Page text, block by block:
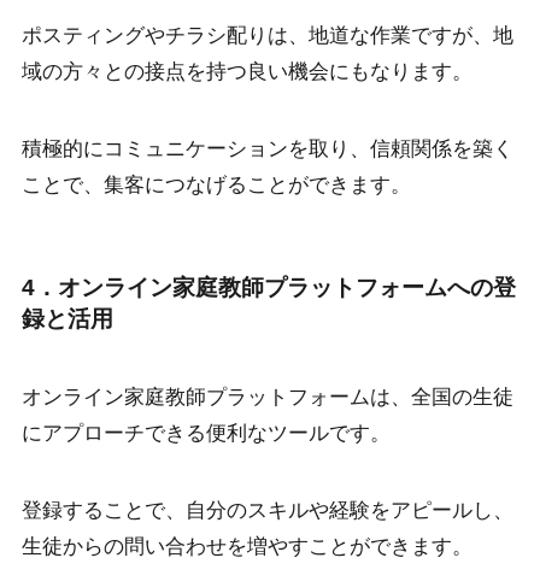
ポスティングやチラシ配りは、地道な作業ですが、地
域の方々との接点を持つ良い機会にもなります。
積極的にコミュニケーションを取り、信頼関係を築く
ことで、集客につなげることができます。
4．オンライン家庭教師プラットフォームへの登
録と活用
オンライン家庭教師プラットフォームは、全国の生徒
にアプローチできる便利なツールです。
登録することで、自分のスキルや経験をアピールし、
生徒からの問い合わせを増やすことができます。